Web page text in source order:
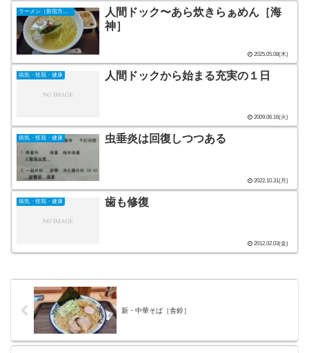
ラーメン（新宿方面）
人間ドック〜あら炊きらぁめん［海
神］
2025.05.08(木)
病気・怪我・健康 人間ドックから始まる充実の１日
2009.06.16(火)
病気・怪我・健康 虫垂炎は回復しつつある
2022.10.31(月)
病気・怪我・健康 歯も修復
2012.02.03(金)
新・中華そば［舎鈴］